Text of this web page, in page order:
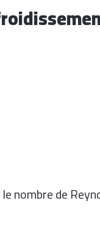
nombre de